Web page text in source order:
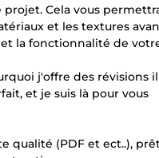
projet. Cela vous
et les textures
la fonctionnalité de
j'offre des révisions
et je suis là pour vous
qualité (PDF et ect..),